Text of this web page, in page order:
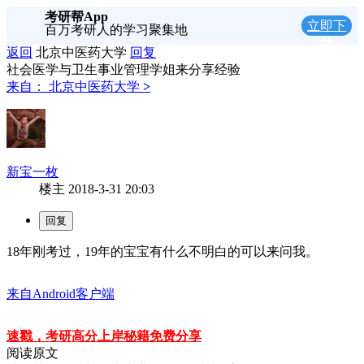
考研帮App
百万考研人的学习聚集地
立即下
返回 北京中医药大学 回复
社会医学与卫生事业管理学姐来分享经验
来自：
北京中医药大学 >
新宝一枚
楼主 2018-3-31 20:03
18年刚考过，19年的宝宝有什么不明白的可以来问我。
来自Android客户端
速戳，考研高分上岸秘籍免费分享
阅读原文